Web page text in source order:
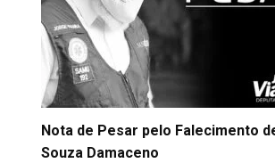
Nota de Pesar pelo Falecimento
Souza Damaceno